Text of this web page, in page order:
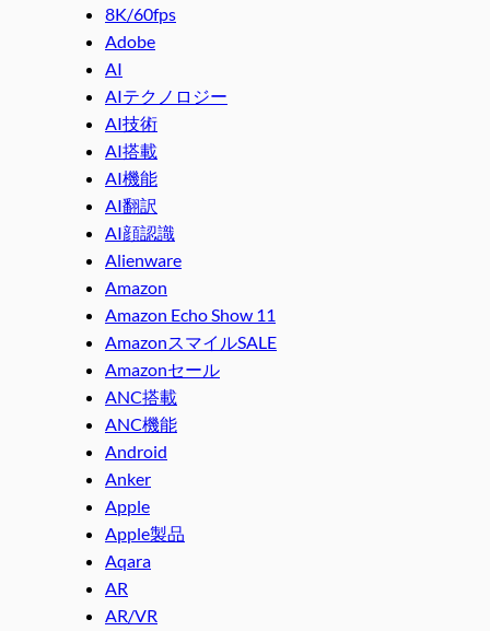
8K/60fps
Adobe
AI
AIテクノロジー
AI技術
AI搭載
AI機能
AI翻訳
AI顔認識
Alienware
Amazon
Amazon Echo Show 11
AmazonスマイルSALE
Amazonセール
ANC搭載
ANC機能
Android
Anker
Apple
Apple製品
Aqara
AR
AR/VR